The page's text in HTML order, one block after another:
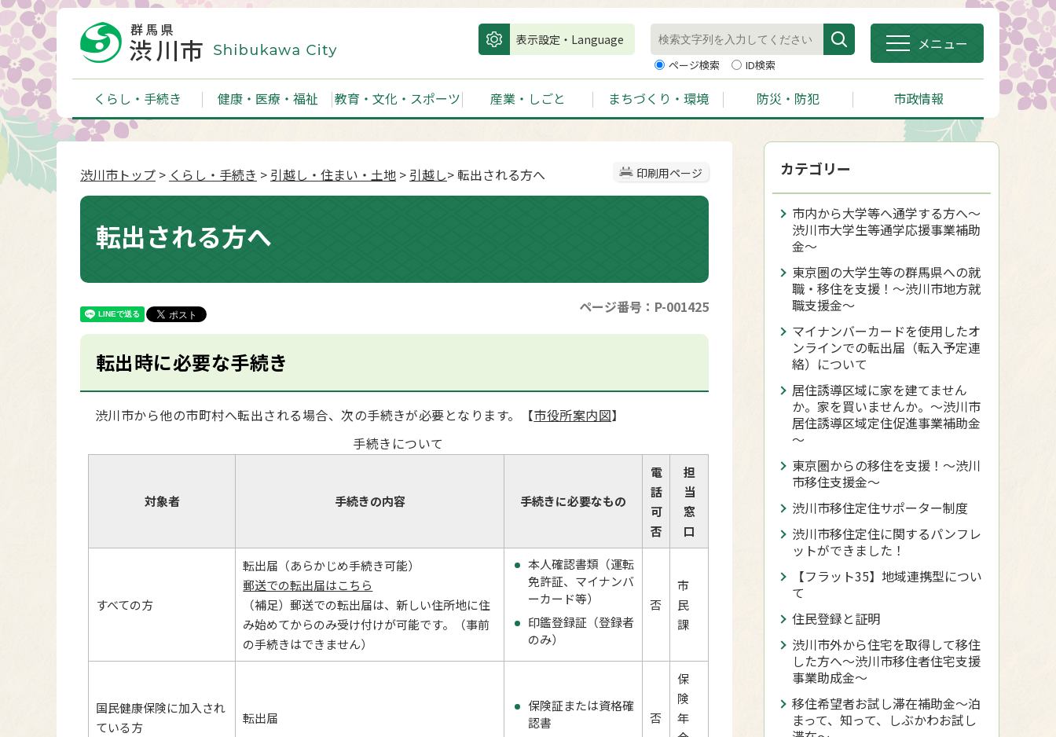
表示設定・Language
ページ検索 ID検索
メニュー
くらし・手続き 健康・医療・福祉 教育・文化・スポーツ 産業・しごと まちづくり・環境 防災・防犯 市政情報
印刷用ページ
渋川市トップ > くらし・手続き > 引越し・住まい・土地 > 引越し> 転出される方へ
転出される方へ
ページ番号：P-001425
転出時に必要な手続き
渋川市から他の市町村へ転出される場合、次の手続きが必要となります。【市役所案内図】
手続きについて
対象者 手続きの内容 手続きに必要なもの
電
話
可
否
担
当
窓
口
すべての方
転出届（あらかじめ手続き可能）
郵送での転出届はこちら
（補足）郵送での転出届は、新しい住所地に住
み始めてからのみ受け付けが可能です。（事前
の手続きはできません）
本人確認書類（運転
免許証、マイナンバ
ーカード等）
印鑑登録証（登録者
のみ）
否
市
民
課
国民健康保険に加入され
ている方
転出届
保険証または資格確
認書
否
保
険
年
カテゴリー
市内から大学等へ通学する方へ～
渋川市大学生等通学応援事業補助
金～
東京圏の大学生等の群馬県への就
職・移住を支援！～渋川市地方就
職支援金～
マイナンバーカードを使用したオ
ンラインでの転出届（転入予定連
絡）について
居住誘導区域に家を建てません
か。家を買いませんか。～渋川市
居住誘導区域定住促進事業補助金
～
東京圏からの移住を支援！～渋川
市移住支援金～
渋川市移住定住サポーター制度
渋川市移住定住に関するパンフレ
ットができました！
【フラット35】地域連携型につい
て
住民登録と証明
渋川市外から住宅を取得して移住
した方へ〜渋川市移住者住宅支援
事業助成金〜
移住希望者お試し滞在補助金〜泊
まって、知って、しぶかわお試し